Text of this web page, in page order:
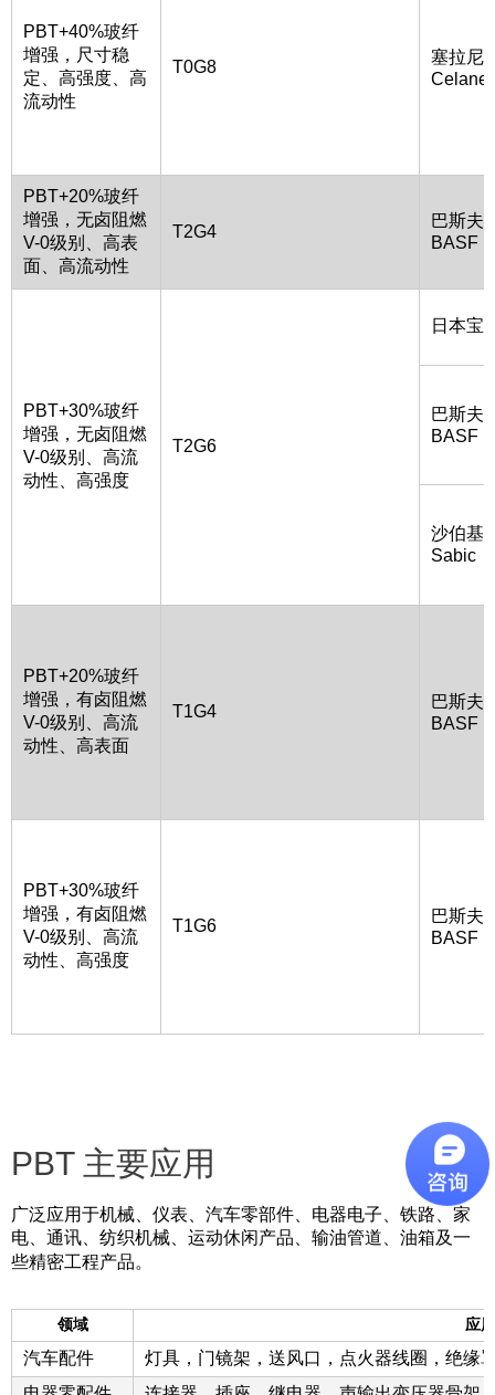
PBT+40%玻纤
增强，尺寸稳
定、高强度、高
流动性
T0G8
塞拉尼
PBT+20%玻纤
增强，无卤阻燃
V-0级别、高表
面、高流动性
T2G4
巴斯夫
BASF
PBT+30%玻纤
增强，无卤阻燃
V-0级别、高流
动性、高强度
T2G6
日本宝
巴斯夫
BASF
沙伯基
Sabic
PBT+20%玻纤
增强，有卤阻燃
V-0级别、高流
动性、高表面
T1G4
巴斯夫
BASF
PBT+30%玻纤
增强，有卤阻燃
V-0级别、高流
动性、高强度
T1G6
巴斯夫
BASF
PBT 主要应用
广泛应用于机械、仪表、汽车零部件、电器电子、铁路、家
电、通讯、纺织机械、运动休闲产品、输油管道、油箱及一
些精密工程产品。
领域 应
汽车配件
灯具，门镜架，送风口，点火器线圈，绝缘